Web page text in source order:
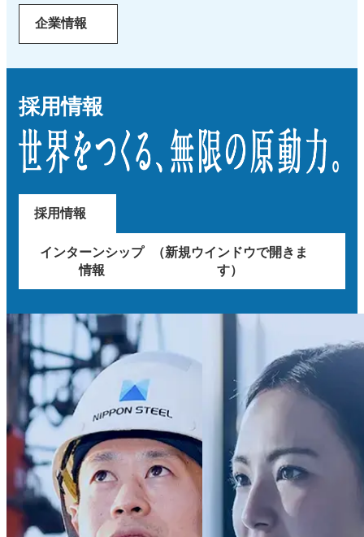
企業情報
採用情報
採用情報
インターンシップ
情報
（新規ウインドウで開きま
す）